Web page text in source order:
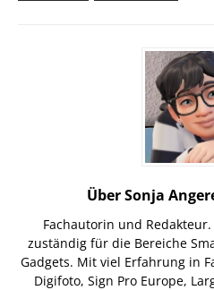
Über Sonja
Fachautorin und
zuständig für die Bereiche
Gadgets. Mit viel Erfahrung in
Digifoto, Sign Pro Europe,